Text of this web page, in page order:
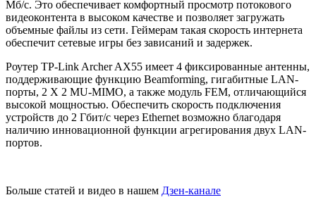
Мб/с. Это обеспечивает комфортный просмотр потокового
видеоконтента в высоком качестве и позволяет загружать
объемные файлы из сети. Геймерам такая скорость интернета
обеспечит сетевые игры без зависаний и задержек.
Роутер TP-Link Archer AX55 имеет 4 фиксированные антенны,
поддерживающие функцию Beamforming, гигабитные LAN-
порты, 2 X 2 MU-MIMO, а также модуль FEM, отличающийся
высокой мощностью. Обеспечить скорость подключения
устройств до 2 Гбит/с через Ethernet возможно благодаря
наличию инновационной функции агрегирования двух LAN-
портов.
Больше статей и видео в нашем Дзен-канале